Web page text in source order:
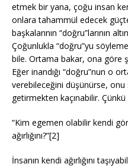
etmek bir yana, çoğu insan
onlara tahammül edecek
başkalarının “doğru”larının
Çoğunlukla “doğru”yu
bile. Ortama bakar, ona göre
Eğer inandığı “doğru”nun o
verebileceğini düşünürse,
getirmekten kaçınabilir. Çünkü
“Kim egemen olabilir kendi
ağırlığını?”[2]
İnsanın kendi ağırlığını